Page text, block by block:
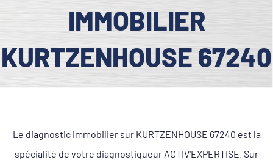
IMMOBILIER
KURTZENHOUSE 67240
Le diagnostic immobilier sur KURTZENHOUSE 67240 est la
spécialité de votre diagnostiqueur ACTIV'EXPERTISE. Sur